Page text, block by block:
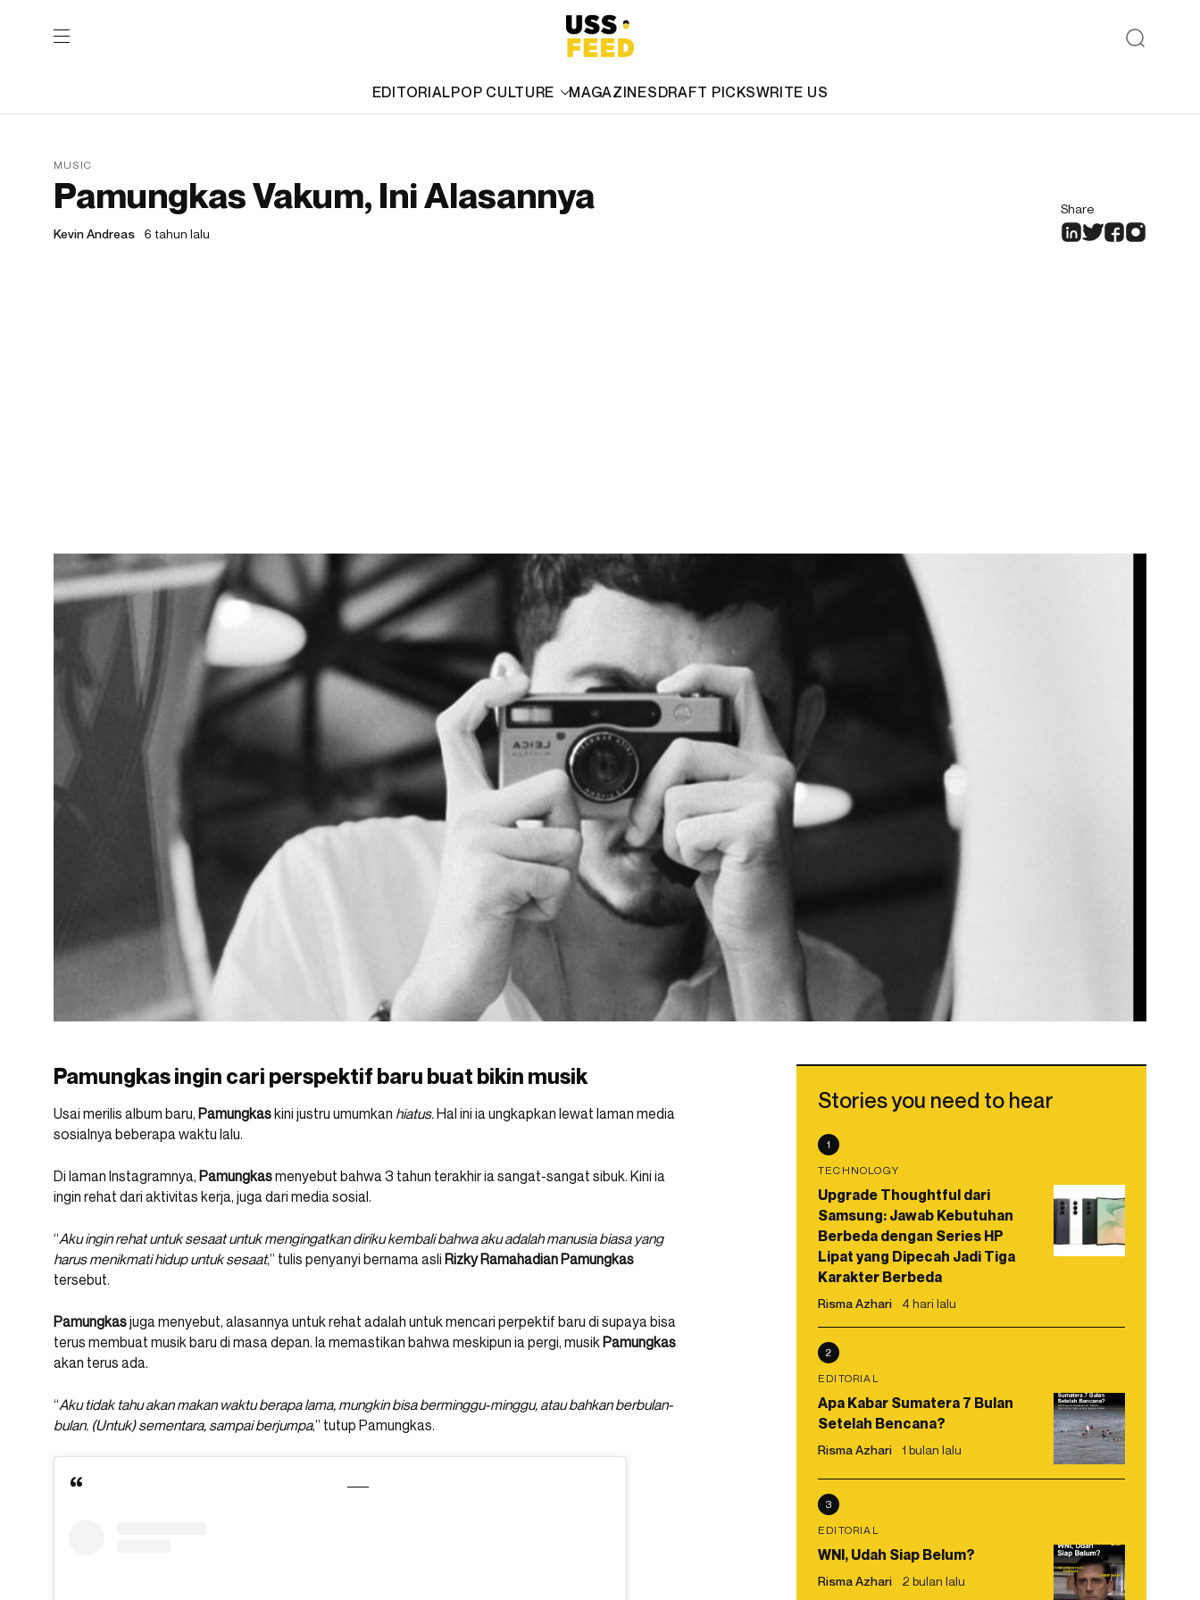
EDITORIALPOP CULTURE MAGAZINESDRAFT PICKSWRITE US
MUSIC
Pamungkas Vakum, Ini Alasannya
Kevin Andreas 6 tahun lalu
Share
Pamungkas ingin cari perspektif baru buat bikin musik
Usai merilis album baru, Pamungkaskini justru umumkan hiatus.Hal ini ia ungkapkan lewat laman media
sosialnya beberapa waktu lalu.
Di laman Instagramnya, Pamungkasmenyebut bahwa 3 tahun terakhir ia sangat-sangat sibuk. Kini ia
ingin rehat dari aktivitas kerja, juga dari media sosial.
“Aku ingin rehat untuk sesaat untuk mengingatkan diriku kembali bahwa aku adalah manusia biasa yang
harus menikmati hidup untuk sesaat,” tulis penyanyi bernama asli Rizky Ramahadian Pamungkas
tersebut.
Pamungkasjuga menyebut, alasannya untuk rehat adalah untuk mencari perpektif baru di supaya bisa
terus membuat musik baru di masa depan. Ia memastikan bahwa meskipun ia pergi, musik Pamungkas
akan terus ada.
“Aku tidak tahu akan makan waktu berapa lama, mungkin bisa berminggu-minggu, atau bahkan berbulan-
bulan. (Untuk) sementara, sampai berjumpa,” tutup Pamungkas.
Stories you need to hear
1
TECHNOLOGY
Upgrade Thoughtful dari
Samsung: Jawab Kebutuhan
Berbeda dengan Series HP
Lipat yang Dipecah Jadi Tiga
Karakter Berbeda
Risma Azhari 4 hari lalu
2
EDITORIAL
Apa Kabar Sumatera 7 Bulan
Setelah Bencana?
Risma Azhari 1 bulan lalu
3
EDITORIAL
WNI, Udah Siap Belum?
Risma Azhari 2 bulan lalu